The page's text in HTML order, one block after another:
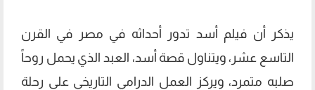
يذكر أن فيلم أسد تدور أحداثه في مصر في القرن
التاسع عشر، ويتناول قصة أسد، العبد الذي يحمل روحاً
صلبه متمرد، ويركز العمل الدرامي التاريخي على رحلة